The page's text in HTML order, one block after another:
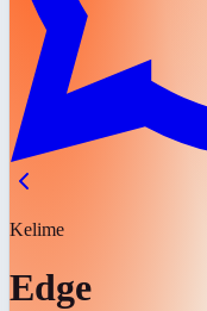
Kelime
Edge